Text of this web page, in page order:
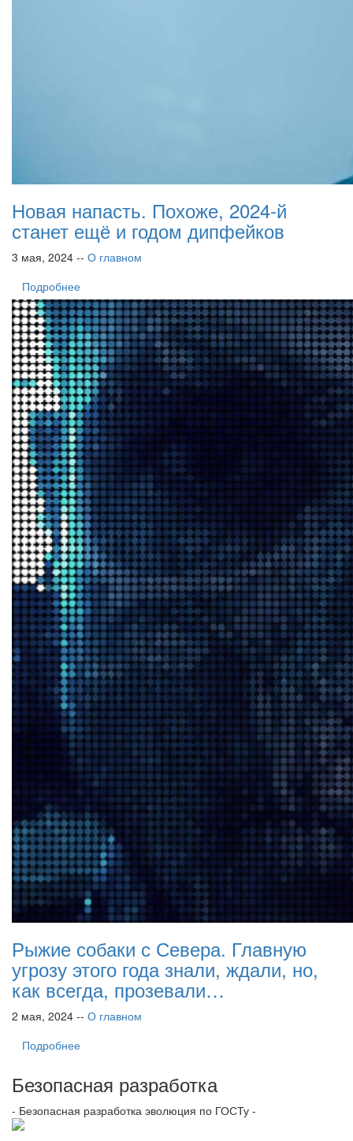
Новая напасть. Похоже, 2024-й
станет ещё и годом дипфейков
3 мая, 2024 -- О главном
Подробнее
Рыжие собаки с Севера. Главную
угрозу этого года знали, ждали, но,
как всегда, прозевали…
2 мая, 2024 -- О главном
Подробнее
Безопасная разработка
- Безопасная разработка эволюция по ГОСТу -